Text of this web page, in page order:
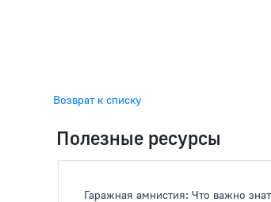
Возврат к списку
Полезные ресурсы
Гаражная амнистия: Что важно